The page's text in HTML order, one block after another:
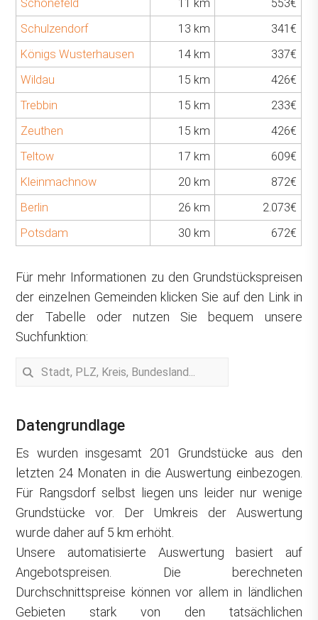
Schönefeld 11 km
553€
Schulzendorf
13 km
341€
Königs Wusterhausen
14 km
337€
Wildau
15 km
426€
Trebbin
15 km
233€
Zeuthen
15 km
426€
Teltow
17 km
609€
Kleinmachnow
20 km
872€
Berlin
26 km
2.073€
Potsdam
30 km 672€
Für mehr Informationen zu den Grundstückspreisen
der einzelnen Gemeinden klicken Sie auf den Link in
der Tabelle oder nutzen Sie bequem unsere
Suchfunktion:
Datengrundlage
Es wurden insgesamt 201 Grundstücke aus den
letzten 24 Monaten in die Auswertung einbezogen.
Für Rangsdorf selbst liegen uns leider nur wenige
Grundstücke vor. Der Umkreis der Auswertung
wurde daher auf 5 km erhöht.
Unsere automatisierte Auswertung basiert auf
Angebotspreisen. Die berechneten
Durchschnittspreise können vor allem in ländlichen
Gebieten stark von den tatsächlichen